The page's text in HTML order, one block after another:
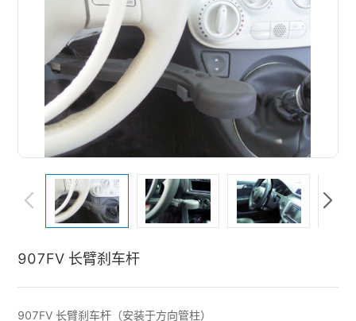
907FV 长臂刹车杆
907FV 长臂刹车杆（安装于方向管柱）